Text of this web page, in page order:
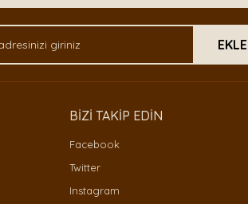
EKLE
BİZİ TAKİP EDİN
Facebook
Twitter
Instagram